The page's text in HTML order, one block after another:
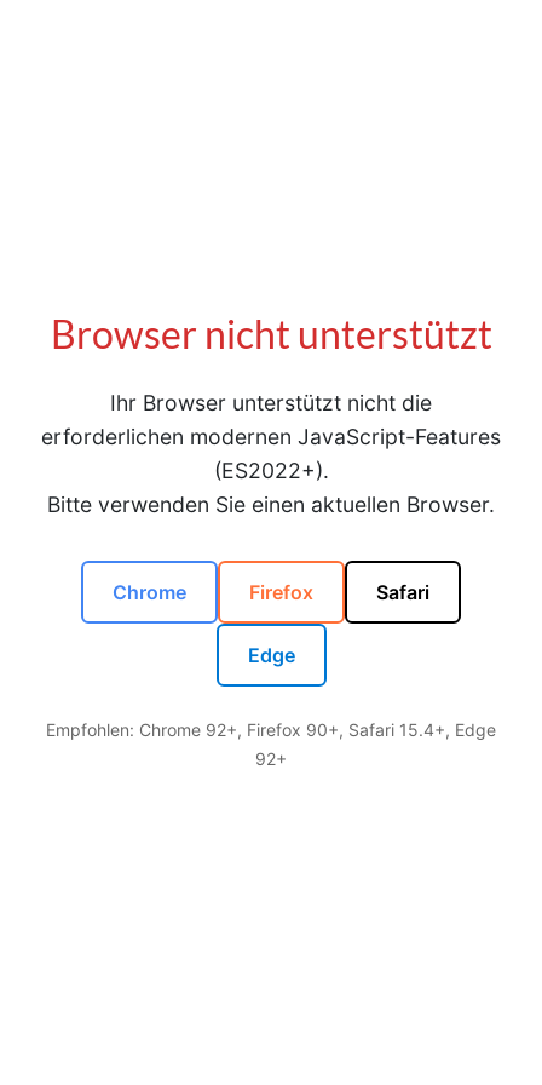
Browser nicht unterstützt
Ihr Browser unterstützt nicht die
erforderlichen modernen JavaScript-Features
(ES2022+).
Bitte verwenden Sie einen aktuellen Browser.
Chrome Firefox Safari
Edge
Empfohlen: Chrome 92+, Firefox 90+, Safari 15.4+, Edge
92+